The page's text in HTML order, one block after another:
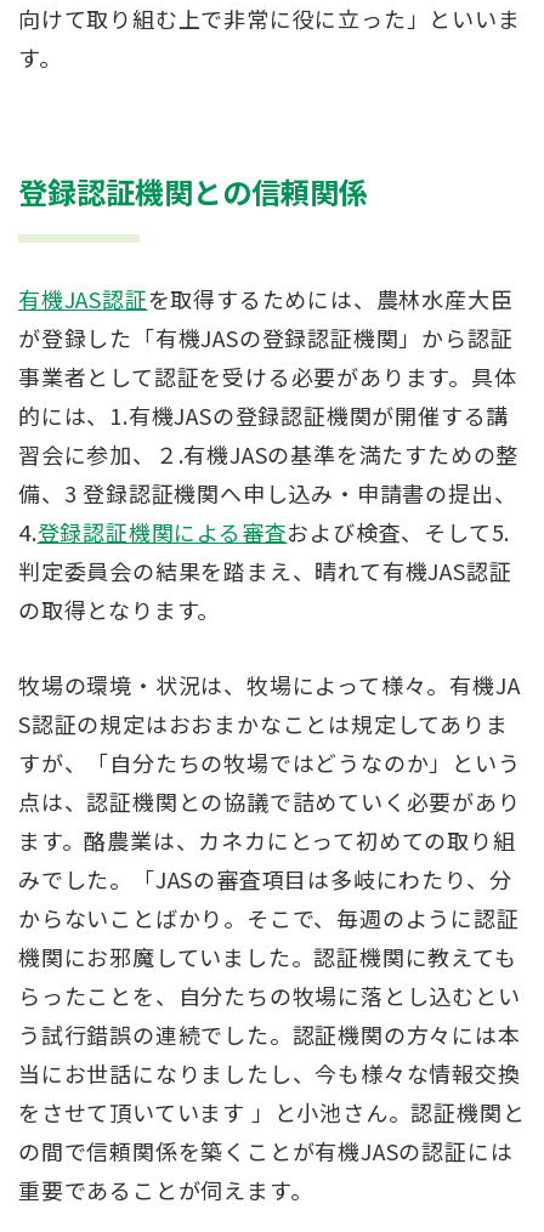
向けて取り組む上で非常に役に立った」といいま
す。
登録認証機関との信頼関係
有機JAS認証を取得するためには、農林水産大臣
が登録した「有機JASの登録認証機関」から認証
事業者として認証を受ける必要があります。具体
的には、1.有機JASの登録認証機関が開催する講
習会に参加、２.有機JASの基準を満たすための整
備、3 登録認証機関へ申し込み・申請書の提出、
4.登録認証機関による審査および検査、そして5.
判定委員会の結果を踏まえ、晴れて有機JAS認証
の取得となります。
牧場の環境・状況は、牧場によって様々。有機JA
S認証の規定はおおまかなことは規定してありま
すが、「自分たちの牧場ではどうなのか」という
点は、認証機関との協議で詰めていく必要があり
ます。酪農業は、カネカにとって初めての取り組
みでした。「JASの審査項目は多岐にわたり、分
からないことばかり。そこで、毎週のように認証
機関にお邪魔していました。認証機関に教えても
らったことを、自分たちの牧場に落とし込むとい
う試行錯誤の連続でした。認証機関の方々には本
当にお世話になりましたし、今も様々な情報交換
をさせて頂いています 」と小池さん。認証機関と
の間で信頼関係を築くことが有機JASの認証には
重要であることが伺えます。